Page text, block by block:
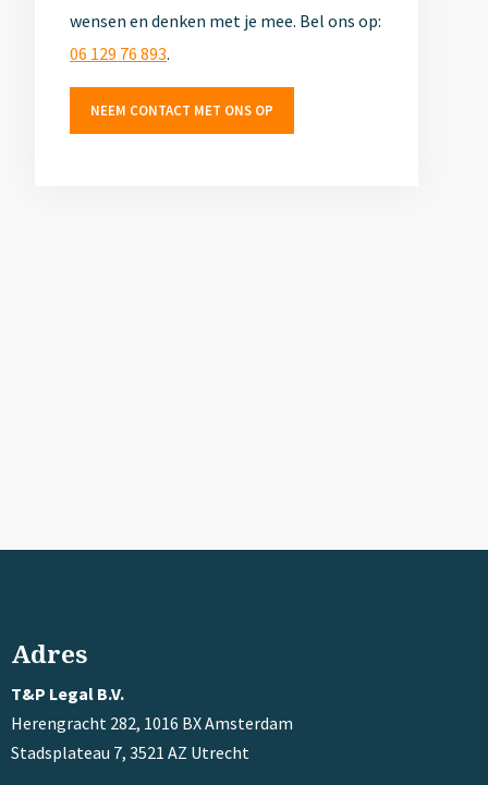
Jouw
organisatie
hier?
wensen en denken met je mee. Bel ons op:
06 129 76 893.
NEEM CONTACT MET ONS OP
Adres
T&P Legal B.V.
Herengracht 282, 1016 BX Amsterdam
Stadsplateau 7, 3521 AZ Utrecht